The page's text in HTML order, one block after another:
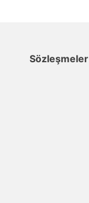
Sözleşmeler